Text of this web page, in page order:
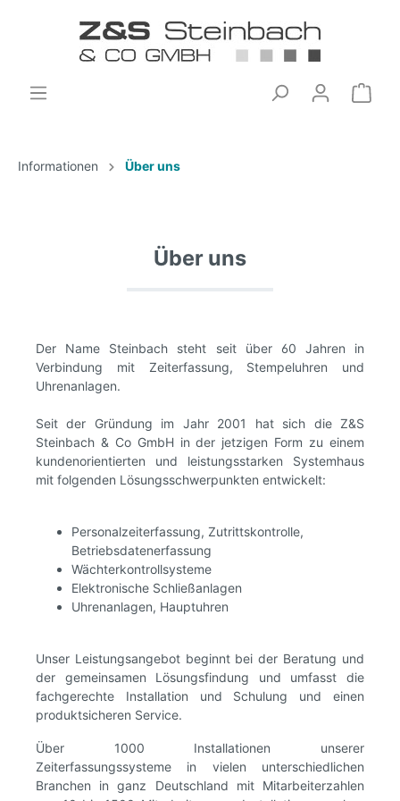
Informationen Über uns
Über uns
Der Name Steinbach steht seit über 60 Jahren in
Verbindung mit Zeiterfassung, Stempeluhren und
Uhrenanlagen.
Seit der Gründung im Jahr 2001 hat sich die Z&S
Steinbach & Co GmbH in der jetzigen Form zu einem
kundenorientierten und leistungsstarken Systemhaus
mit folgenden Lösungsschwerpunkten entwickelt:
Personalzeiterfassung, Zutrittskontrolle,
Betriebsdatenerfassung
Wächterkontrollsysteme
Elektronische Schließanlagen
Uhrenanlagen, Hauptuhren
Unser Leistungsangebot beginnt bei der Beratung und
der gemeinsamen Lösungsfindung und umfasst die
fachgerechte Installation und Schulung und einen
produktsicheren Service.
Über 1000 Installationen unserer
Zeiterfassungssysteme in vielen unterschiedlichen
Branchen in ganz Deutschland mit Mitarbeiterzahlen